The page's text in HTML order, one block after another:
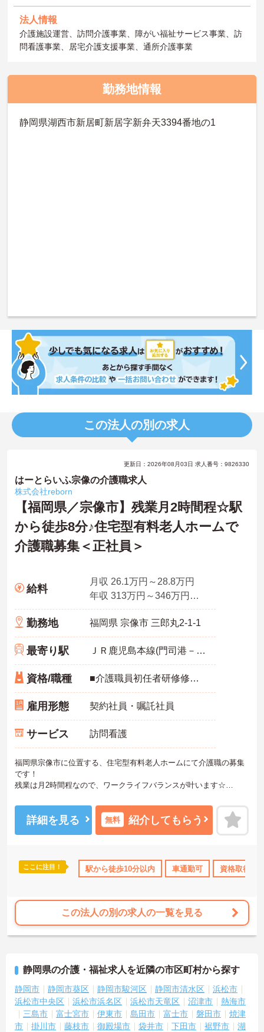
法人情報
介護施設運営、訪問介護事業、障がい福祉サービス事業、訪
問看護事業、居宅介護支援事業、通所介護事業
勤務地情報
静岡県湖西市新居町新居字新弁天3394番地の1
この法人の別の求人
更新日：2026年08月03日 求人番号：9826330
はーとらいふ宗像の介護職求人
株式会社reborn
【福岡県／宗像市】残業月2時間程☆駅
から徒歩8分♪住宅型有料老人ホームで
介護職募集＜正社員＞
給料
月収 26.1万円～28.8万円
年収 313万円～346万円程度 ※月給×12ヶ月(別途賞与支給)
勤務地 福岡県 宗像市 三郎丸2-1-1
最寄り駅 ＪＲ鹿児島本線(門司港－八代)「赤間駅」徒歩8分
資格/職種 ■介護職員初任者研修修了者、介護職員実務者研修修了者いずれか必須 ■実務経験3ヶ月以上必須
雇用形態 契約社員・嘱託社員
サービス 訪問看護
福岡県宗像市に位置する、住宅型有料老人ホームにて介護職の募集
です！
残業は月2時間程なので、ワークライフバランスが叶います☆
らくです◎
ご興味のある方には、面接対策ポイントなど、さらに詳細をお話し
いたしますのでお気軽にご相談ください！
詳細を見る 無料 紹介してもらう
ここに注目！ 駅から徒歩10分以内 車通勤可 資格取得サ
この法人の別の求人の一覧を見る
静岡県の介護・福祉求人を近隣の市区町村から探す
静岡市 静岡市葵区 静岡市駿河区 静岡市清水区
浜松市
浜松市中央区
浜松市浜名区 浜松市天竜区 沼津市
熱海市
三島市
富士宮市 伊東市 島田市 富士市 磐田市
焼津
市
掛川市 藤枝市 御殿場市 袋井市 下田市 裾野市 湖